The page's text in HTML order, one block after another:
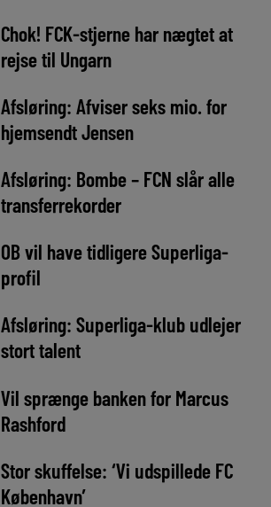
Chok! FCK-stjerne har nægtet at
rejse til Ungarn
Afsløring: Afviser seks mio. for
hjemsendt Jensen
Afsløring: Bombe – FCN slår alle
transferrekorder
OB vil have tidligere Superliga-
profil
Afsløring: Superliga-klub udlejer
stort talent
Vil sprænge banken for Marcus
Rashford
Stor skuffelse: ‘Vi udspillede FC
København’